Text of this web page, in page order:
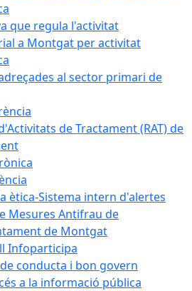
que regula l'activitat
a Montgat per activitat
al sector primari de
de Tractament (RAT) de
ètica-Sistema intern d'alertes
Mesures Antifrau de
de Montgat
Infoparticipa
conducta i bon govern
a la informació pública